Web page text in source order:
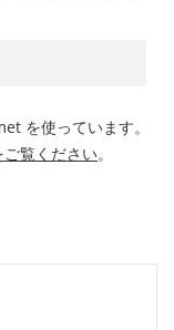
を使っています。
覧ください。